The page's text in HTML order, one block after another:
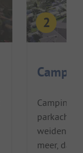
Camping
weiden
meer, dat